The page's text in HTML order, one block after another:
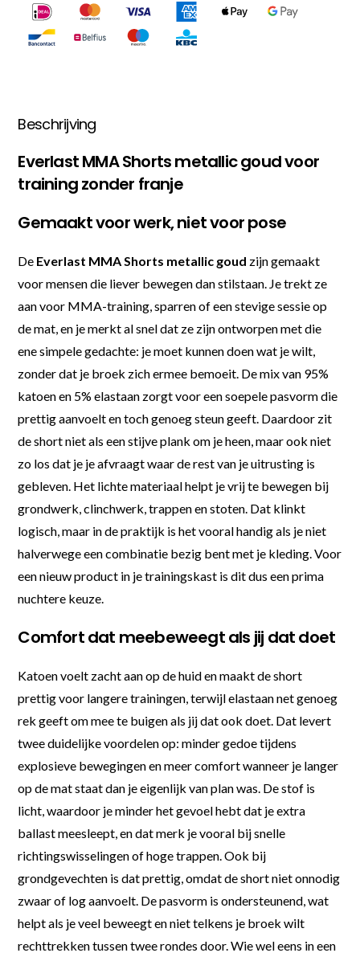
Beschrijving
Everlast MMA Shorts metallic goud voor
training zonder franje
Gemaakt voor werk, niet voor pose
De Everlast MMA Shorts metallic goud zijn gemaakt
voor mensen die liever bewegen dan stilstaan. Je trekt ze
aan voor MMA-training, sparren of een stevige sessie op
de mat, en je merkt al snel dat ze zijn ontworpen met die
ene simpele gedachte: je moet kunnen doen wat je wilt,
zonder dat je broek zich ermee bemoeit. De mix van 95%
katoen en 5% elastaan zorgt voor een soepele pasvorm die
prettig aanvoelt en toch genoeg steun geeft. Daardoor zit
de short niet als een stijve plank om je heen, maar ook niet
zo los dat je je afvraagt waar de rest van je uitrusting is
gebleven. Het lichte materiaal helpt je vrij te bewegen bij
grondwerk, clinchwerk, trappen en stoten. Dat klinkt
logisch, maar in de praktijk is het vooral handig als je niet
halverwege een combinatie bezig bent met je kleding. Voor
een nieuw product in je trainingskast is dit dus een prima
nuchtere keuze.
Comfort dat meebeweegt als jij dat doet
Katoen voelt zacht aan op de huid en maakt de short
prettig voor langere trainingen, terwijl elastaan net genoeg
rek geeft om mee te buigen als jij dat ook doet. Dat levert
twee duidelijke voordelen op: minder gedoe tijdens
explosieve bewegingen en meer comfort wanneer je langer
op de mat staat dan je eigenlijk van plan was. De stof is
licht, waardoor je minder het gevoel hebt dat je extra
ballast meesleept, en dat merk je vooral bij snelle
richtingswisselingen of hoge trappen. Ook bij
grondgevechten is dat prettig, omdat de short niet onnodig
zwaar of log aanvoelt. De pasvorm is ondersteunend, wat
helpt als je veel beweegt en niet telkens je broek wilt
rechttrekken tussen twee rondes door. Wie wel eens in een